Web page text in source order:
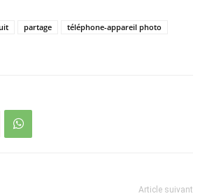
partage
téléphone-appareil photo
Article suivant